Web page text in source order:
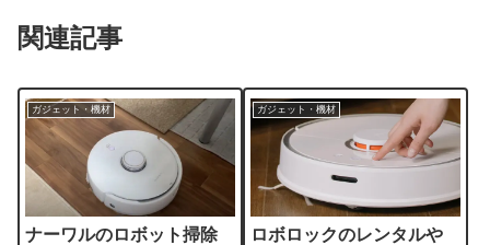
関連記事
ガジェット・機材
ナーワルのロボット掃除
ガジェット・機材
ロボロックのレンタルや